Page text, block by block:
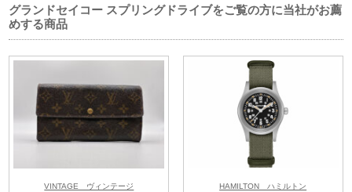
グランドセイコー スプリングドライブをご覧の方に当社がお薦
めする商品
VINTAGE ヴィンテージ HAMILTON ハミルトン